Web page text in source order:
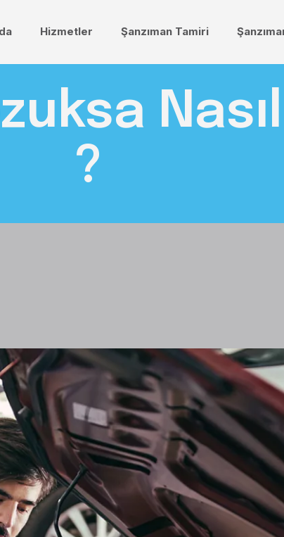
Hizmetler Şanzıman Tamiri
?